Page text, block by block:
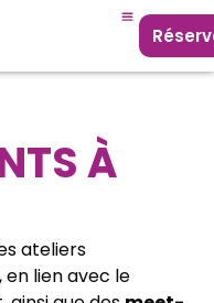
À
ateliers
en lien avec le